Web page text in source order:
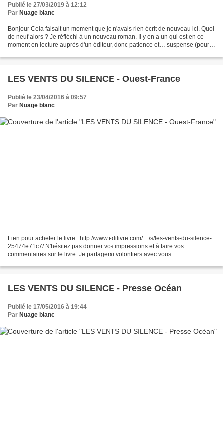
Publié le 27/03/2019 à 12:12
Par Nuage blanc
Bonjour Cela faisait un moment que je n'avais rien écrit de nouveau ici. Quoi
de neuf alors ? Je réfléchi à un nouveau roman. Il y en a un qui est en ce
moment en lecture auprès d'un éditeur, donc patience et… suspense (pour
LES VENTS DU SILENCE - Ouest-France
Publié le 23/04/2016 à 09:57
Par Nuage blanc
Lien pour acheter le livre : http://www.edilivre.com/…/s/les-vents-du-silence-
25474e71c7/ N'hésitez pas donner vos impressions et à faire vos
commentaires sur le livre. Je partagerai volontiers avec vous.
LES VENTS DU SILENCE - Presse Océan
Publié le 17/05/2016 à 19:44
Par Nuage blanc